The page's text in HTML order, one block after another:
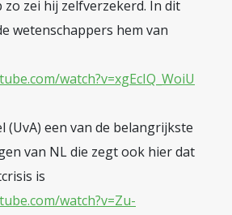
zo zei hij zelfverzekerd. In dit
wetenschappers hem van
watch?v=xgEcIQ_WoiU
(UvA) een van de belangrijkste
van NL die zegt ook hier dat
is
watch?v=Zu-